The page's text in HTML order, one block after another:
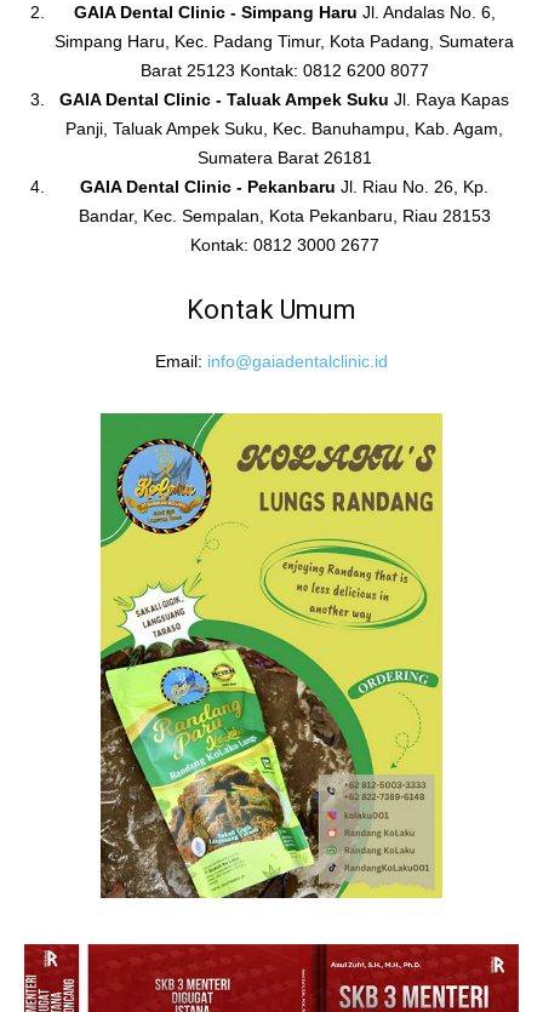
GAIA Dental Clinic - Simpang Haru Jl. Andalas No. 6,
Simpang Haru, Kec. Padang Timur, Kota Padang, Sumatera
Barat 25123 Kontak: 0812 6200 8077
GAIA Dental Clinic - Taluak Ampek Suku Jl. Raya Kapas
Panji, Taluak Ampek Suku, Kec. Banuhampu, Kab. Agam,
Sumatera Barat 26181
GAIA Dental Clinic - Pekanbaru Jl. Riau No. 26, Kp.
Bandar, Kec. Sempalan, Kota Pekanbaru, Riau 28153
Kontak: 0812 3000 2677
Kontak Umum
Email: info@gaiadentalclinic.id